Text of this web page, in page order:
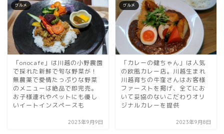
グルメ
「onocafe」は川越の小野農園
で採れた新鮮で旬な野菜が！
無農薬で愛情たっぷりな野菜
のメニューは絶品で即完売。
お子様連れやペットにも優し
いイートインスペースも
2023年9月9日
グルメ
「カレーの健ちゃん」は人気
の欧風カレー店。川越生まれ
川越育ちの牛窪さんはお客様
ファーストを掲げ、全てにお
いて妥協のないこだわりオリ
ジナルカレーを提供
2023年9月8日